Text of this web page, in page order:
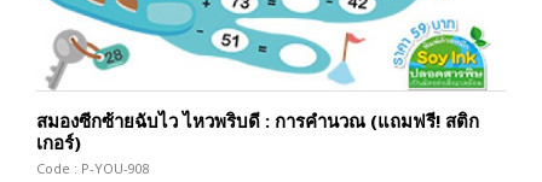
สมองซีกซ้ายฉับไว ไหวพริบดี : การคำนวณ (แถมฟรี! สติก
เกอร์)
Code : P-YOU-908